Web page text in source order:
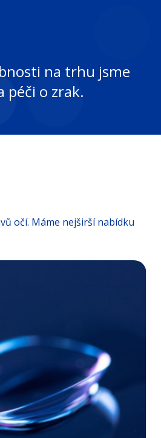
na trhu jsme
péči o zrak.
očí. Máme nejširší nabídku